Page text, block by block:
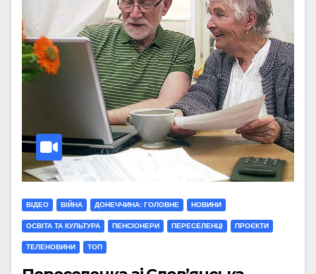
ВІДЕО ВІЙНА ДОНЕЧЧИНА: ГОЛОВНЕ НОВИНИ
ОСВІТА ТА КУЛЬТУРА ПЕНСІОНЕРИ ПЕРЕСЕЛЕНЦІ ПРОЄКТИ
ТЕЛЕНОВИНИ ТОП